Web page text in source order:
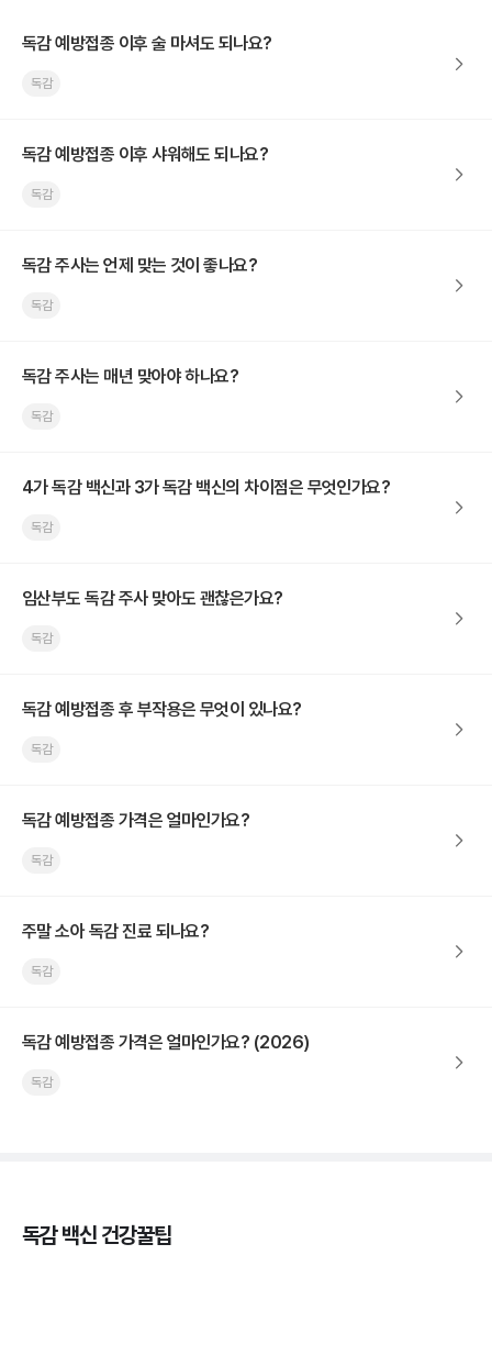
독감 예방접종 이후 술 마셔도 되나요?
독감
독감 예방접종 이후 샤워해도 되나요?
독감
독감 주사는 언제 맞는 것이 좋나요?
독감
독감 주사는 매년 맞아야 하나요?
독감
4가 독감 백신과 3가 독감 백신의 차이점은 무엇인가요?
독감
임산부도 독감 주사 맞아도 괜찮은가요?
독감
독감 예방접종 후 부작용은 무엇이 있나요?
독감
독감 예방접종 가격은 얼마인가요?
독감
주말 소아 독감 진료 되나요?
독감
독감 예방접종 가격은 얼마인가요? (2026)
독감
독감 백신 건강꿀팁